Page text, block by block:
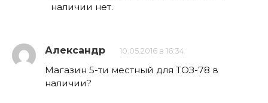
наличии нет.
Александр 10.05.2016 в 16:34
Магазин 5-ти местный для ТОЗ-78 в
наличии?